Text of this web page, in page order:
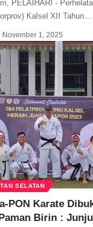
PELAIHARI -
Kalsel XII Tahun…
November 1, 2025
SELATAN
PON Karate
Birin :